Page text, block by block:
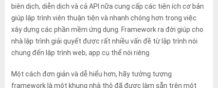
biên dịch, diễn dịch và cả API nữa cung cấp các tiện ích cơ bản
giúp lập trình viên thuận tiện và nhanh chóng hơn trong việc
xây dựng các phần mềm ứng dụng. Framework ra đời giúp cho
nhà lập trình giải quyết được rất nhiều vấn đề từ lập trình nói
chung đến lập trình web, app cụ thể nói riêng.
Một cách đơn giản và dễ hiểu hơn, hãy tưởng tượng
framework là một khung nhà thô đã được làm sẵn trên một